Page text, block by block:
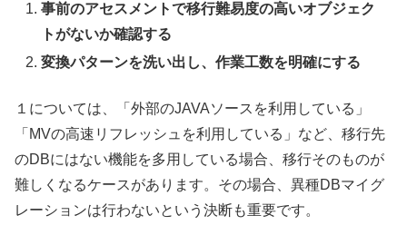
事前のアセスメントで移行難易度の高いオブジェク
トがないか確認する
変換パターンを洗い出し、作業工数を明確にする
１については、「外部のJAVAソースを利用している」
「MVの高速リフレッシュを利用している」など、移行先
のDBにはない機能を多用している場合、移行そのものが
難しくなるケースがあります。その場合、異種DBマイグ
レーションは行わないという決断も重要です。